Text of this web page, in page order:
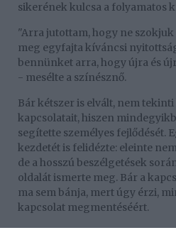
sikerének kulcsa a folyamatos
"Arra jutottam, hogy ne
meg egyfajta kíváncsi
bennünket arra, hogy újra és
- mesélte a színésznő.
Bár kétszer is elvált, nem
kapcsolatait, hiszen
segítette személyes fejlődését.
kezdetét is felidézte: eleinte
de a hosszú beszélgetések
oldalát ismerte meg. Bár a
ma sem bánja, mert úgy érzi,
kapcsolat megmentéséért.